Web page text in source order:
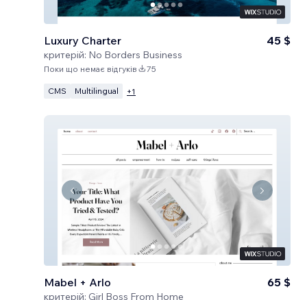
Luxury Charter
критерій: No Borders Business
45 $
Поки що немає відгуків 75
CMS Multilingual +1
Mabel + Arlo
критерій: Girl Boss From Home
65 $